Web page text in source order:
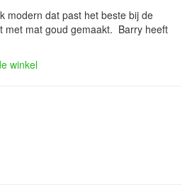
modern dat past het beste bij de
met mat goud gemaakt. Barry heeft
winkel